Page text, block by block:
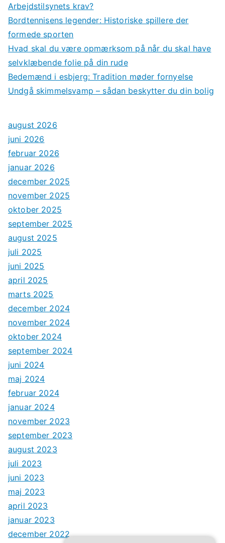
Arbejdstilsynets krav?
Bordtennisens legender: Historiske spillere der
formede sporten
Hvad skal du være opmærksom på når du skal have
selvklæbende folie på din rude
Bedemænd i esbjerg: Tradition møder fornyelse
Undgå skimmelsvamp – sådan beskytter du din bolig
august 2026
juni 2026
februar 2026
januar 2026
december 2025
november 2025
oktober 2025
september 2025
august 2025
juli 2025
juni 2025
april 2025
marts 2025
december 2024
november 2024
oktober 2024
september 2024
juni 2024
maj 2024
februar 2024
januar 2024
november 2023
september 2023
august 2023
juli 2023
juni 2023
maj 2023
april 2023
januar 2023
december 2022